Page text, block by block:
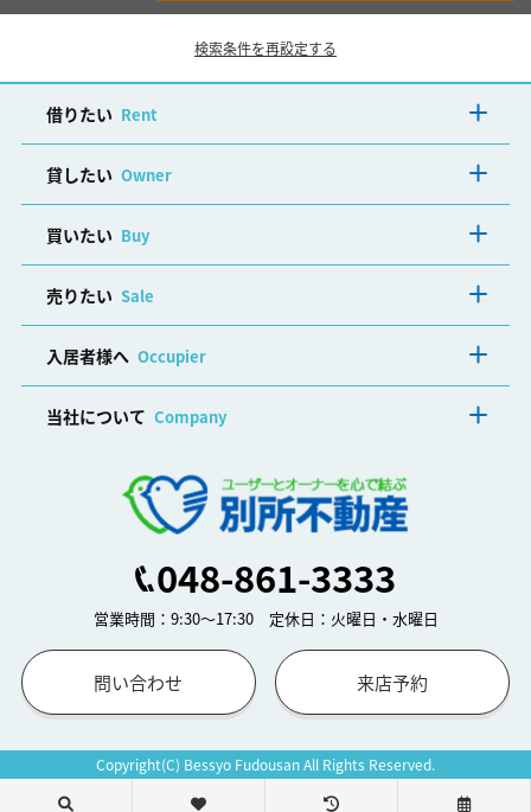
検索条件を再設定する
借りたい Rent
貸したい Owner
買いたい Buy
売りたい Sale
入居者様へ Occupier
当社について Company
048-861-3333
営業時間：9:30～17:30 定休日：火曜日・水曜日
問い合わせ 来店予約
Copyright(C) Bessyo Fudousan All Rights Reserved.